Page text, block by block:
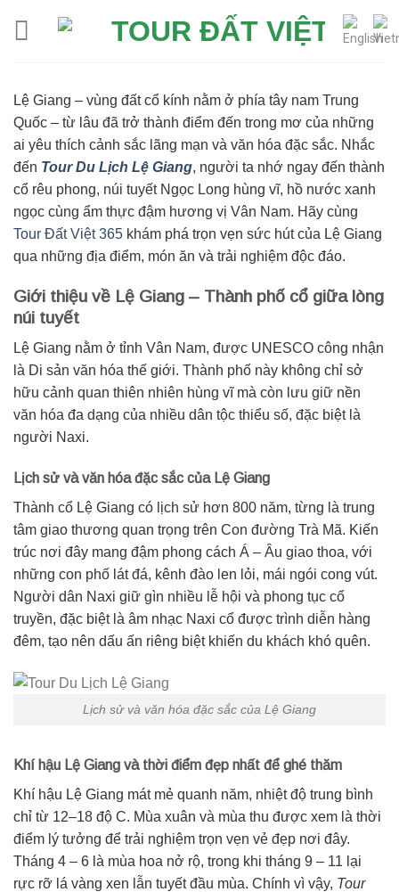
Lệ Giang – vùng đất cổ kính nằm ở phía tây nam Trung
Quốc – từ lâu đã trở thành điểm đến trong mơ của những
ai yêu thích cảnh sắc lãng mạn và văn hóa đặc sắc. Nhắc
đến Tour Du Lịch Lệ Giang, người ta nhớ ngay đến thành
cổ rêu phong, núi tuyết Ngọc Long hùng vĩ, hồ nước xanh
ngọc cùng ẩm thực đậm hương vị Vân Nam. Hãy cùng
Tour Đất Việt 365 khám phá trọn vẹn sức hút của Lệ Giang
qua những địa điểm, món ăn và trải nghiệm độc đáo.
Giới thiệu về Lệ Giang – Thành phố cổ giữa lòng
núi tuyết
Lệ Giang nằm ở tỉnh Vân Nam, được UNESCO công nhận
là Di sản văn hóa thế giới. Thành phố này không chỉ sở
hữu cảnh quan thiên nhiên hùng vĩ mà còn lưu giữ nền
văn hóa đa dạng của nhiều dân tộc thiểu số, đặc biệt là
người Naxi.
Lịch sử và văn hóa đặc sắc của Lệ Giang
Thành cổ Lệ Giang có lịch sử hơn 800 năm, từng là trung
tâm giao thương quan trọng trên Con đường Trà Mã. Kiến
trúc nơi đây mang đậm phong cách Á – Âu giao thoa, với
những con phố lát đá, kênh đào len lỏi, mái ngói cong vút.
Người dân Naxi giữ gìn nhiều lễ hội và phong tục cổ
truyền, đặc biệt là âm nhạc Naxi cổ được trình diễn hàng
đêm, tạo nên dấu ấn riêng biệt khiến du khách khó quên.
Lịch sử và văn hóa đặc sắc của Lệ Giang
Khí hậu Lệ Giang và thời điểm đẹp nhất để ghé thăm
Khí hậu Lệ Giang mát mẻ quanh năm, nhiệt độ trung bình
chỉ từ 12–18 độ C. Mùa xuân và mùa thu được xem là thời
điểm lý tưởng để trải nghiệm trọn vẹn vẻ đẹp nơi đây.
Tháng 4 – 6 là mùa hoa nở rộ, trong khi tháng 9 – 11 lại
rực rỡ lá vàng xen lẫn tuyết đầu mùa. Chính vì vậy, Tour